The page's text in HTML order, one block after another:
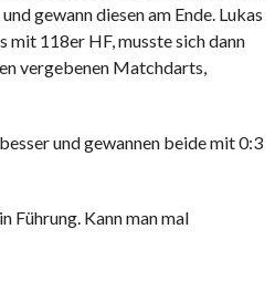
gewann diesen am Ende. Lukas
mit 118er HF, musste sich dann
vergebenen Matchdarts,
und gewannen beide mit 0:3
Führung. Kann man mal